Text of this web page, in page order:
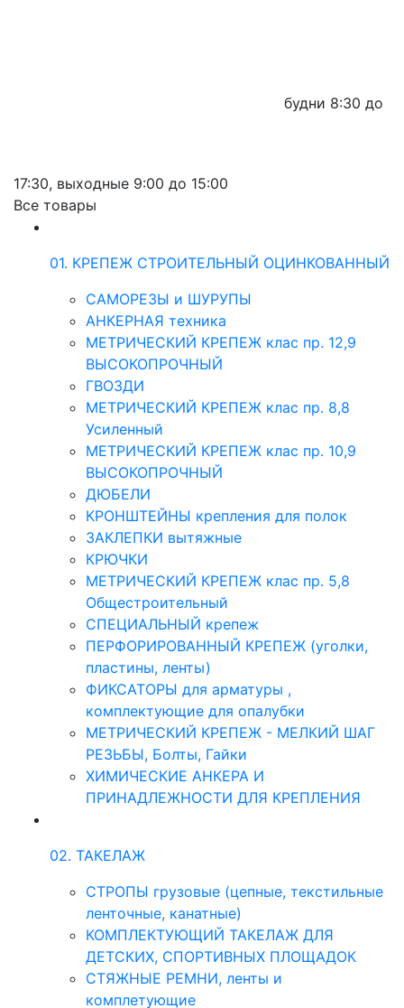
будни 8:30 до
17:30, выходные 9:00 до 15:00
Все товары
01. КРЕПЕЖ СТРОИТЕЛЬНЫЙ ОЦИНКОВАННЫЙ
САМОРЕЗЫ и ШУРУПЫ
АНКЕРНАЯ техника
МЕТРИЧЕСКИЙ КРЕПЕЖ клас пр. 12,9
ВЫСОКОПРОЧНЫЙ
ГВОЗДИ
МЕТРИЧЕСКИЙ КРЕПЕЖ клас пр. 8,8
Усиленный
МЕТРИЧЕСКИЙ КРЕПЕЖ клас пр. 10,9
ВЫСОКОПРОЧНЫЙ
ДЮБЕЛИ
КРОНШТЕЙНЫ крепления для полок
ЗАКЛЕПКИ вытяжные
КРЮЧКИ
МЕТРИЧЕСКИЙ КРЕПЕЖ клас пр. 5,8
Общестроительный
СПЕЦИАЛЬНЫЙ крепеж
ПЕРФОРИРОВАННЫЙ КРЕПЕЖ (уголки,
пластины, ленты)
ФИКСАТОРЫ для арматуры ,
комплектующие для опалубки
МЕТРИЧЕСКИЙ КРЕПЕЖ - МЕЛКИЙ ШАГ
РЕЗЬБЫ, Болты, Гайки
ХИМИЧЕСКИЕ АНКЕРА И
ПРИНАДЛЕЖНОСТИ ДЛЯ КРЕПЛЕНИЯ
02. ТАКЕЛАЖ
СТРОПЫ грузовые (цепные, текстильные
ленточные, канатные)
КОМПЛЕКТУЮЩИЙ ТАКЕЛАЖ ДЛЯ
ДЕТСКИХ, СПОРТИВНЫХ ПЛОЩАДОК
СТЯЖНЫЕ РЕМНИ, ленты и
комплетующие